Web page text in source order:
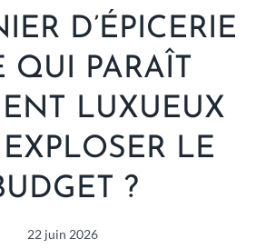
D’ÉPICERIE
QUI PARAÎT
LUXUEUX
LE
?
22 juin 2026